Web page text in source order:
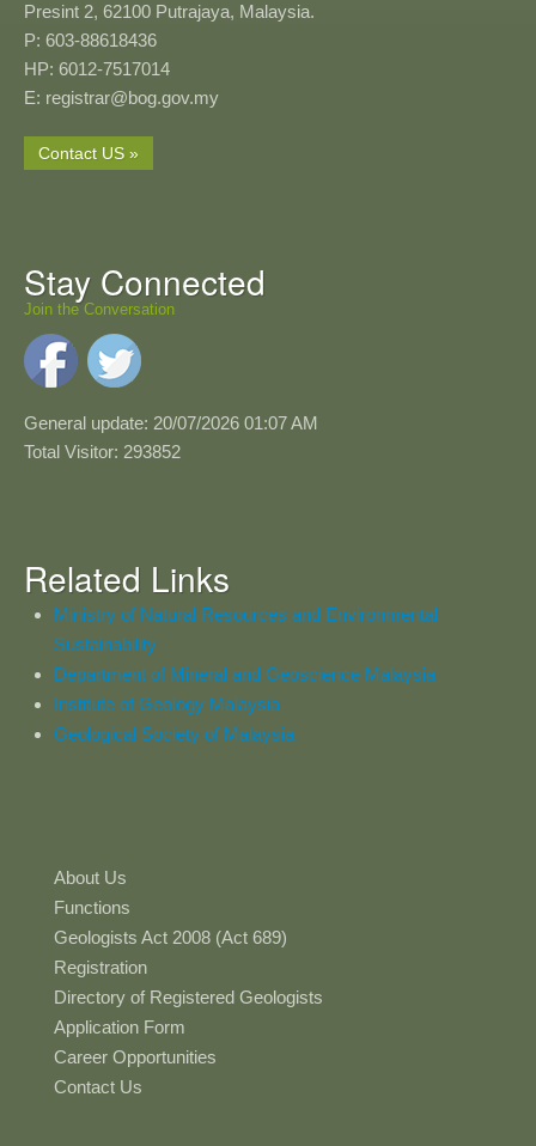
Presint 2, 62100 Putrajaya, Malaysia.
P: 603-88618436
HP: 6012-7517014
E: registrar@bog.gov.my
Contact US »
Stay Connected
Join the Conversation
General update: 20/07/2026 01:07 AM
Total Visitor: 293852
Related Links
Ministry of Natural Resources and Environmental
Sustainability
Department of Mineral and Geoscience Malaysia
Institute of Geology Malaysia
Geological Society of Malaysia
About Us
Functions
Geologists Act 2008 (Act 689)
Registration
Directory of Registered Geologists
Application Form
Career Opportunities
Contact Us